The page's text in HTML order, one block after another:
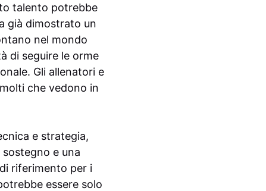
talento potrebbe
già dimostrato un
nel mondo
di seguire le orme
Gli allenatori e
che vedono in
e strategia,
e una
riferimento per i
essere solo